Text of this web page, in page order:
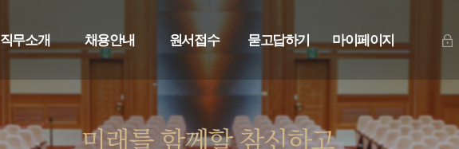
직무소개 채용안내 원서접수 묻고답하기 마이페이지